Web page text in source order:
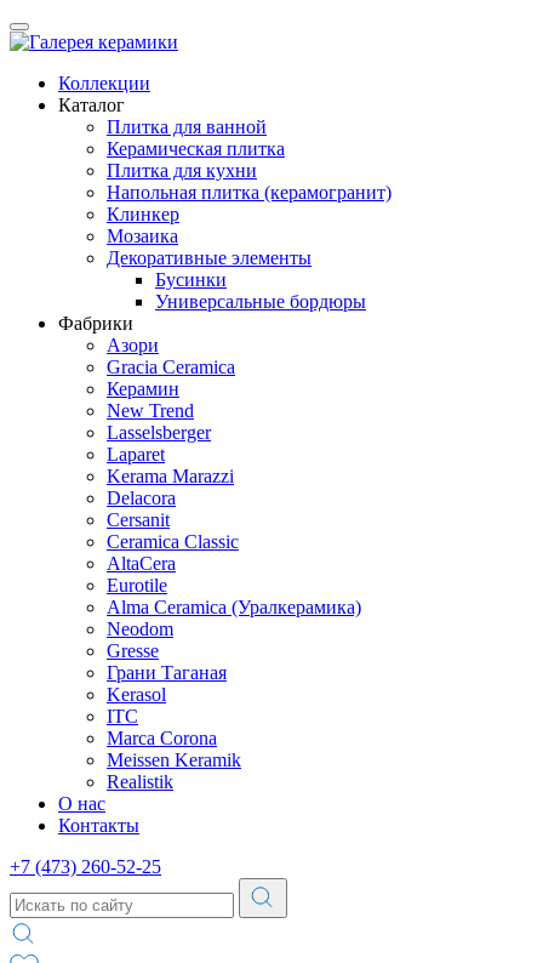
Коллекции
Каталог
Плитка для ванной
Керамическая плитка
Плитка для кухни
Напольная плитка (керамогранит)
Клинкер
Мозаика
Декоративные элементы
Бусинки
Универсальные бордюры
Фабрики
Азори
Gracia Ceramica
Керамин
New Trend
Lasselsberger
Laparet
Kerama Marazzi
Delacora
Cersanit
Ceramica Classic
AltaCera
Eurotile
Alma Ceramica (Уралкерамика)
Neodom
Gresse
Грани Таганая
Kerasol
ITC
Marca Corona
Meissen Keramik
Realistik
О нас
Контакты
+7 (473) 260-52-25